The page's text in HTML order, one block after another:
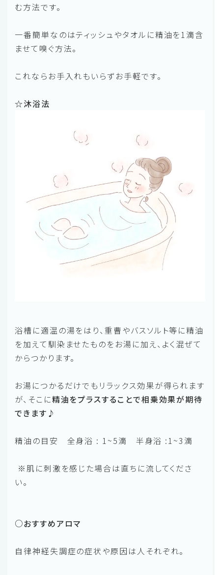
む方法です。
一番簡単なのはティッシュやタオルに精油を1滴含
ませて嗅ぐ方法。
これならお手入れもいらずお手軽です。
☆沐浴法
浴槽に適温の湯をはり、重曹やバスソルト等に精油
を加えて馴染ませたものをお湯に加え、よく混ぜて
からつかります。
お湯につかるだけでもリラックス効果が得られます
が、そこに精油をプラスすることで相乗効果が期待
できます♪
精油の目安 全身浴 : 1~5滴 半身浴 :1~3滴
※肌に刺激を感じた場合は直ちに流してくださ
い。
○おすすめアロマ
自律神経失調症の症状や原因は人それぞれ。